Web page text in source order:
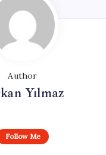
Author
Yılmaz
Follow Me